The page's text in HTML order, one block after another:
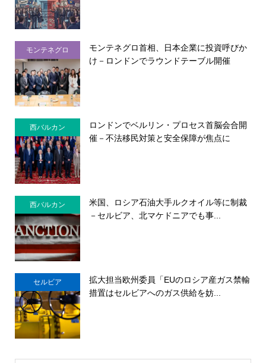
モンテネグロ
モンテネグロ首相、日本企業に投資呼びか
け－ロンドンでラウンドテーブル開催
西バルカン
ロンドンでベルリン・プロセス首脳会合開
催－不法移民対策と安全保障が焦点に
西バルカン
米国、ロシア石油大手ルクオイル等に制裁
－セルビア、北マケドニアでも事...
セルビア
拡大担当欧州委員「EUのロシア産ガス禁輸
措置はセルビアへのガス供給を妨...